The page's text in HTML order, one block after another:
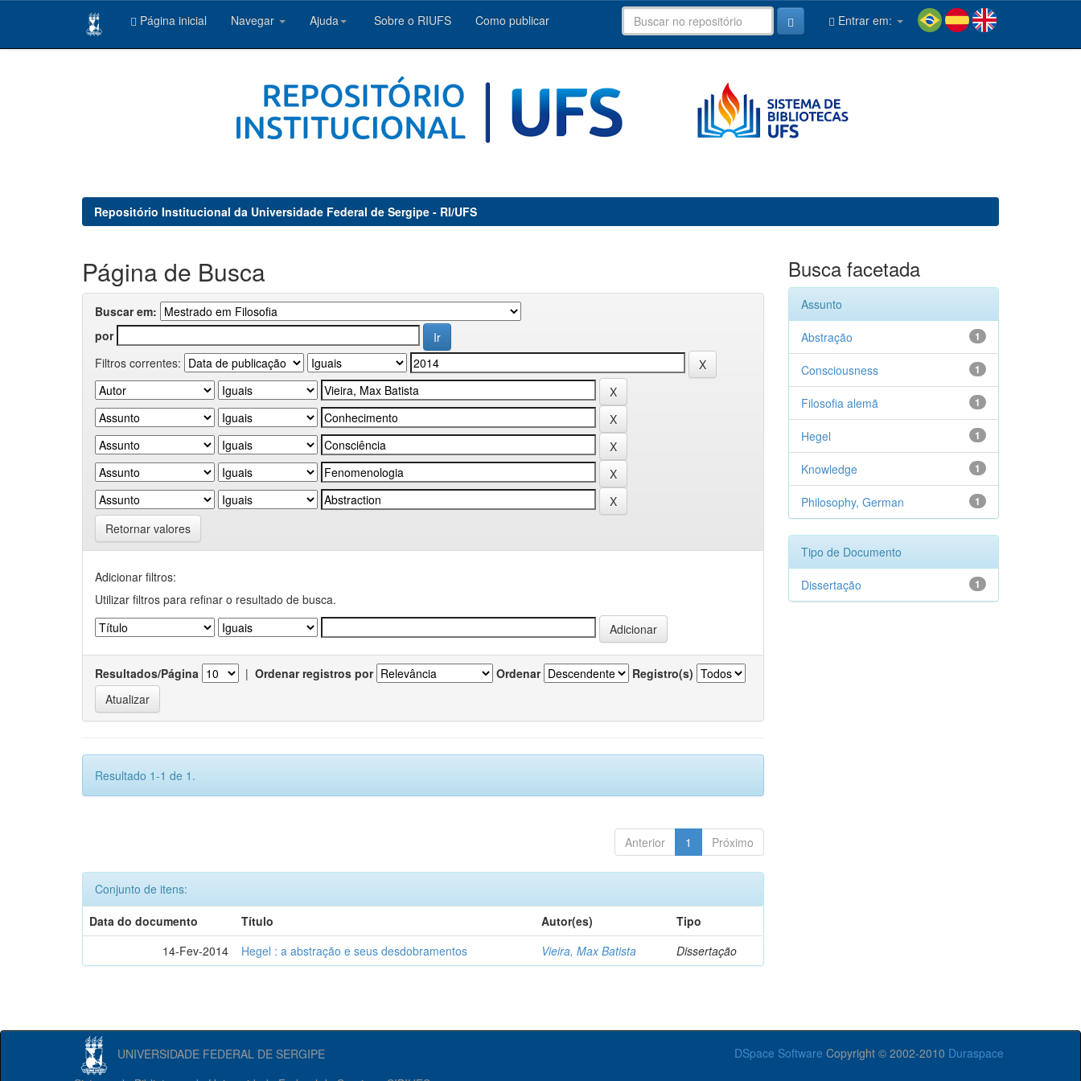
Página inicial Navegar Ajuda Sobre o RIUFS Como publicar Entrar em:
Repositório Institucional da Universidade Federal de Sergipe - RI/UFS
Página de Busca
Buscar em:
por
Filtros correntes:
Retornar valores
Adicionar filtros:
Utilizar filtros para refinar o resultado de busca.
Resultados/Página | Ordenar registros por Ordenar Registro(s)
Resultado 1-1 de 1.
Anterior 1 Próximo
Conjunto de itens:
Data do documento
Título Autor(es)
Tipo
14-Fev-2014
Hegel : a abstração e seus desdobramentos Vieira, Max Batista Dissertação
Busca facetada
Assunto
1
Abstração
1
Consciousness
1
Filosofia alemã
1
Hegel
1
Knowledge
1
Philosophy, German
Tipo de Documento
1
Dissertação
UNIVERSIDADE FEDERAL DE SERGIPE DSpace Software Copyright © 2002-2010 Duraspace